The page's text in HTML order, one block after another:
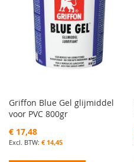
Griffon Blue Gel glijmiddel
voor PVC 800gr
€ 17,48
€ 14,45